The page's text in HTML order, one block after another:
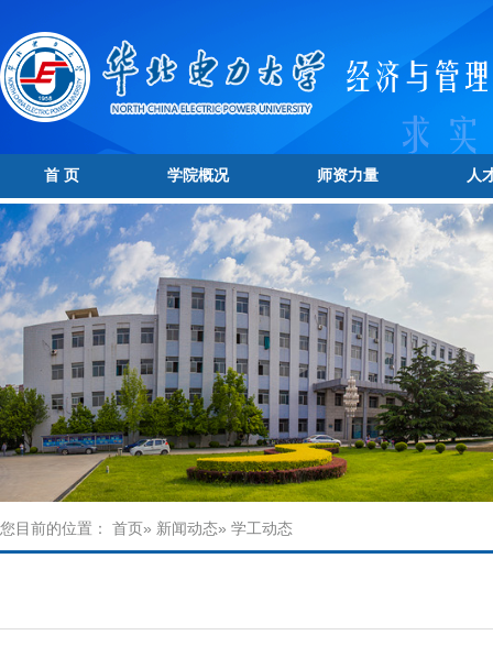
首 页 学院概况 师资力量 人
您目前的位置： 首页» 新闻动态» 学工动态